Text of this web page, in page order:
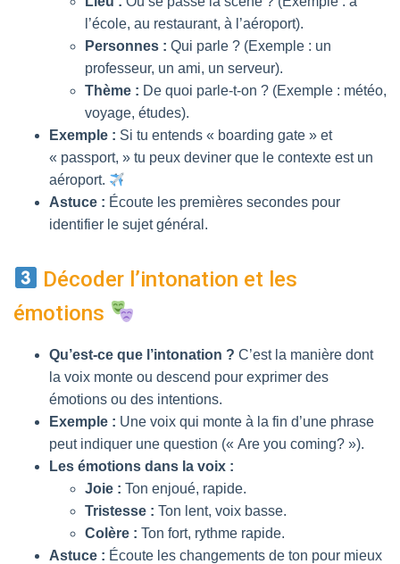
l’école, au restaurant, à l’aéroport).
Personnes : Qui parle ? (Exemple : un
professeur, un ami, un serveur).
Thème : De quoi parle-t-on ? (Exemple : météo,
voyage, études).
Exemple : Si tu entends « boarding gate » et
« passport, » tu peux deviner que le contexte est un
aéroport.
Astuce : Écoute les premières secondes pour
identifier le sujet général.
Décoder l’intonation et les
émotions
Qu’est-ce que l’intonation ? C’est la manière dont
la voix monte ou descend pour exprimer des
émotions ou des intentions.
Exemple : Une voix qui monte à la fin d’une phrase
peut indiquer une question (« Are you coming? »).
Les émotions dans la voix :
Joie : Ton enjoué, rapide.
Tristesse : Ton lent, voix basse.
Colère : Ton fort, rythme rapide.
Astuce : Écoute les changements de ton pour mieux